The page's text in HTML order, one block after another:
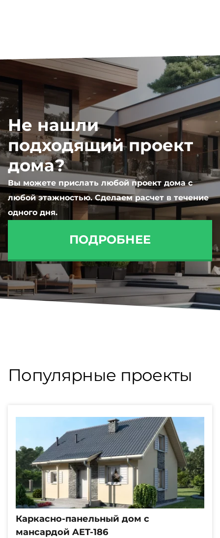
Не нашли
подходящий проект
дома?
Вы можете прислать любой проект дома с
любой этажностью. Сделаем расчет в течение
одного дня.
ПОДРОБНЕЕ
Популярные проекты
Каркасно-панельный дом с
мансардой AET-186